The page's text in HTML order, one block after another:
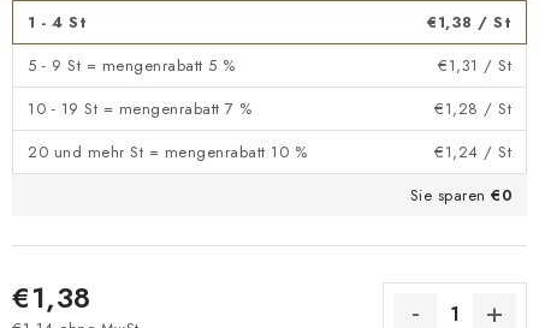
1 - 4 St €1,38 / St
5 - 9 St = mengenrabatt 5 %
€1,31 / St
10 - 19 St = mengenrabatt 7 %
€1,28 / St
20 und mehr St = mengenrabatt 10 %
€1,24 / St
Sie sparen €0
€1,38